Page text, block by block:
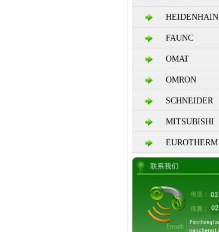
HEIDENHAIN
FAUNC
OMAT
OMRON
SCHNEIDER
MITSUBISHI
EUROTHERM